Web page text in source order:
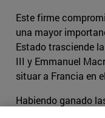
Este firme
una mayor
Estado trasciende
III y Emmanuel
situar a Francia en
Habiendo ganado